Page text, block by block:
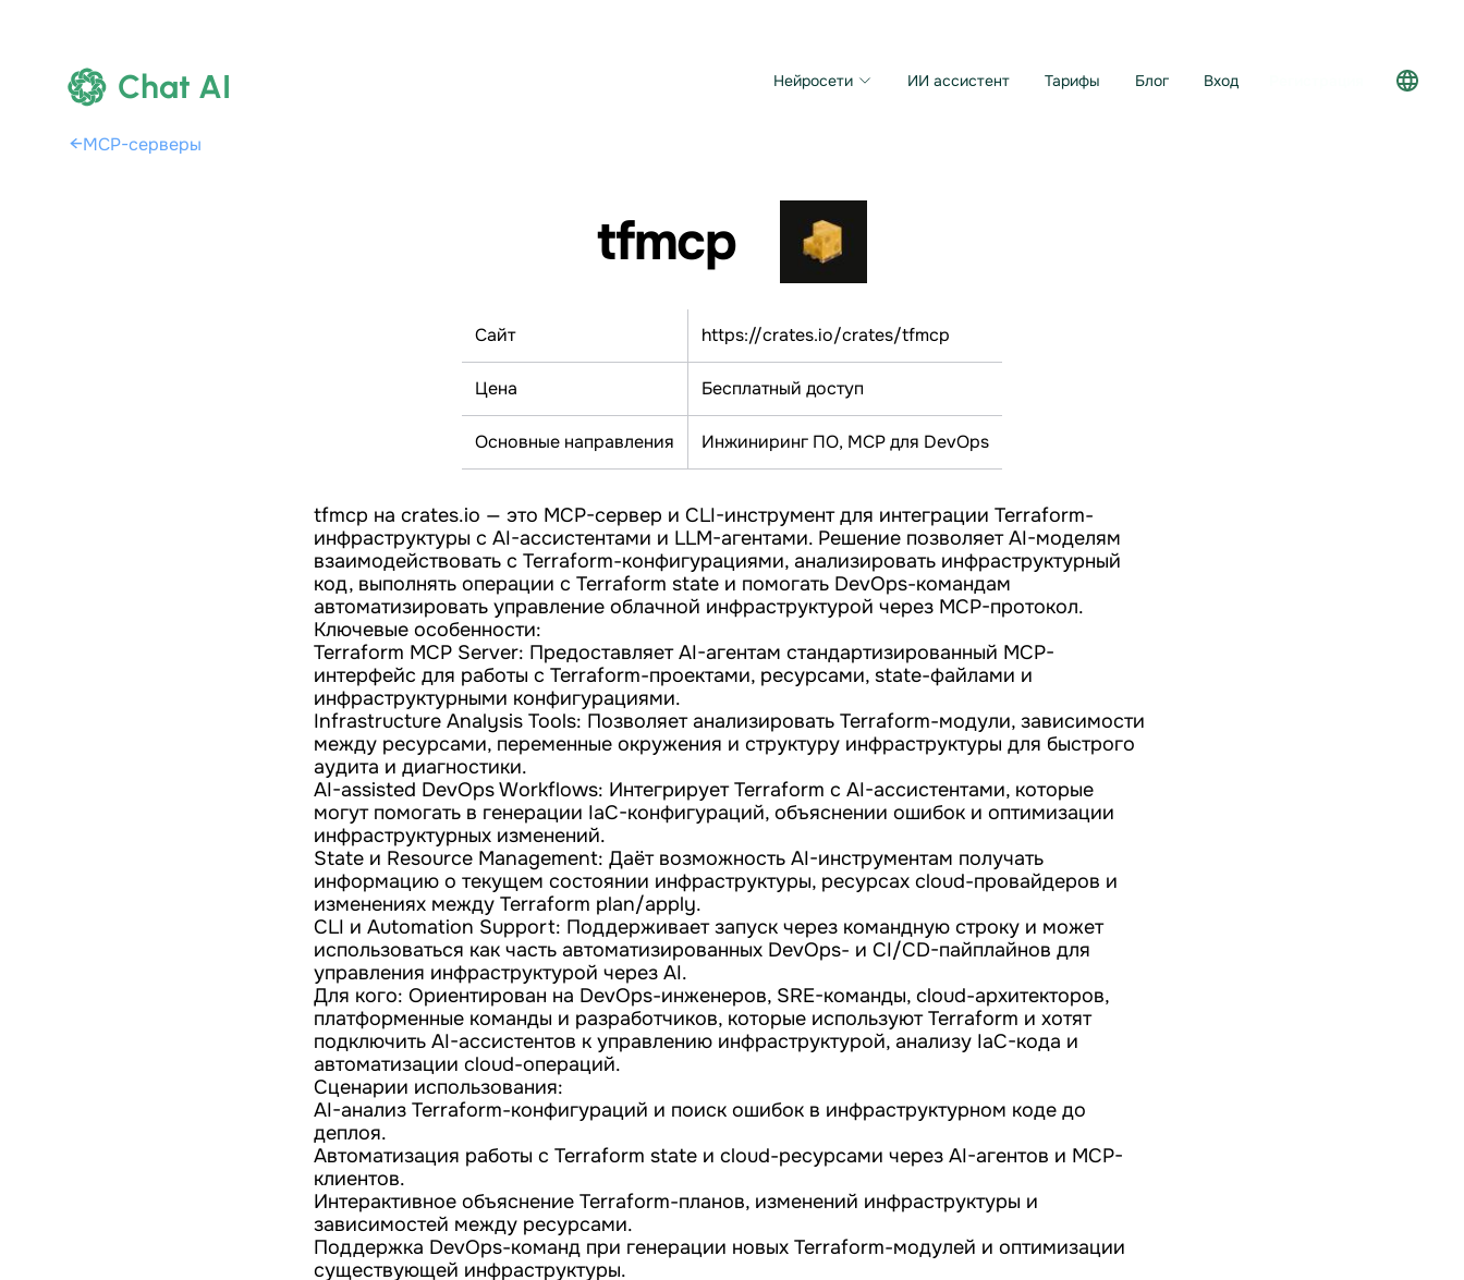
Chat AI Нейросети ИИ ассистент Тарифы Блог Вход
←MCP-серверы
tfmcp
Сайт https://crates.io/crates/tfmcp
Цена Бесплатный доступ
Основные направления Инжиниринг ПО, МСР для DevOps
tfmcp на crates.io — это MCP-сервер и CLI-инструмент для интеграции Terraform-
инфраструктуры с AI-ассистентами и LLM-агентами. Решение позволяет AI-моделям
взаимодействовать с Terraform-конфигурациями, анализировать инфраструктурный
код, выполнять операции с Terraform state и помогать DevOps-командам
автоматизировать управление облачной инфраструктурой через MCP-протокол.
Ключевые особенности:
Terraform MCP Server: Предоставляет AI-агентам стандартизированный MCP-
интерфейс для работы с Terraform-проектами, ресурсами, state-файлами и
инфраструктурными конфигурациями.
Infrastructure Analysis Tools: Позволяет анализировать Terraform-модули, зависимости
между ресурсами, переменные окружения и структуру инфраструктуры для быстрого
аудита и диагностики.
AI-assisted DevOps Workflows: Интегрирует Terraform с AI-ассистентами, которые
могут помогать в генерации IaC-конфигураций, объяснении ошибок и оптимизации
инфраструктурных изменений.
State и Resource Management: Даёт возможность AI-инструментам получать
информацию о текущем состоянии инфраструктуры, ресурсах cloud-провайдеров и
изменениях между Terraform plan/apply.
CLI и Automation Support: Поддерживает запуск через командную строку и может
использоваться как часть автоматизированных DevOps- и CI/CD-пайплайнов для
управления инфраструктурой через AI.
Для кого: Ориентирован на DevOps-инженеров, SRE-команды, cloud-архитекторов,
платформенные команды и разработчиков, которые используют Terraform и хотят
подключить AI-ассистентов к управлению инфраструктурой, анализу IaC-кода и
автоматизации cloud-операций.
Сценарии использования:
AI-анализ Terraform-конфигураций и поиск ошибок в инфраструктурном коде до
деплоя.
Автоматизация работы с Terraform state и cloud-ресурсами через AI-агентов и MCP-
клиентов.
Интерактивное объяснение Terraform-планов, изменений инфраструктуры и
зависимостей между ресурсами.
Поддержка DevOps-команд при генерации новых Terraform-модулей и оптимизации
существующей инфраструктуры.